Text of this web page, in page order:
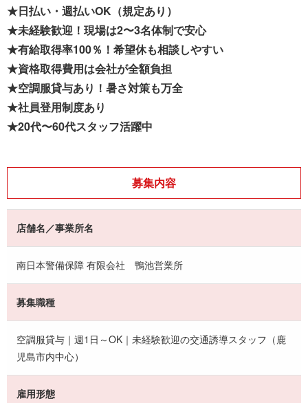
★日払い・週払いOK（規定あり）
★未経験歓迎！現場は2〜3名体制で安心
★有給取得率100％！希望休も相談しやすい
★資格取得費用は会社が全額負担
★空調服貸与あり！暑さ対策も万全
★社員登用制度あり
★20代〜60代スタッフ活躍中
募集内容
店舗名／事業所名
南日本警備保障 有限会社 鴨池営業所
募集職種
空調服貸与｜週1日～OK｜未経験歓迎の交通誘導スタッフ（鹿
児島市内中心）
雇用形態